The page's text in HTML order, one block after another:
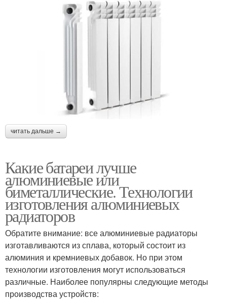
читать дальше →
Какие батареи лучше
алюминиевые или
биметаллические. Технологии
изготовления алюминиевых
радиаторов
Обратите внимание: все алюминиевые радиаторы
изготавливаются из сплава, который состоит из
алюминия и кремниевых добавок. Но при этом
технологии изготовления могут использоваться
различные. Наиболее популярны следующие методы
производства устройств: